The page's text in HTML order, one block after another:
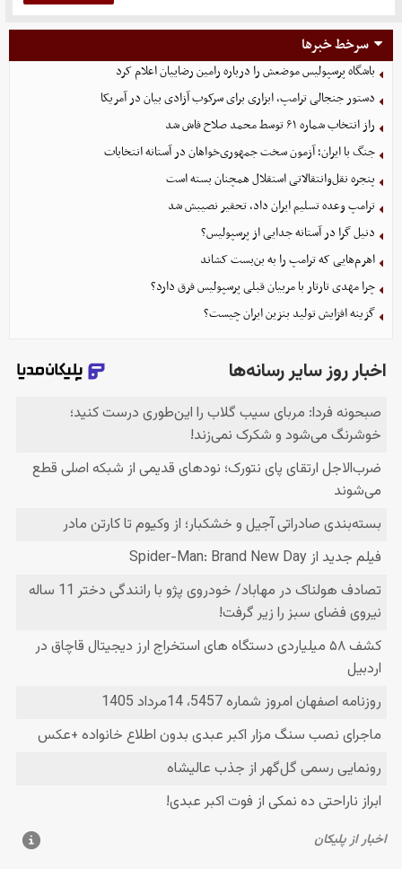
سرخط خبرها
باشگاه پرسپولیس موضعش را درباره رامین رضاییان اعلام کرد
دستور جنجالی ترامپ، ابزاری برای سرکوب آزادی بیان در آمریکا
راز انتخاب شماره ۶۱ توسط محمد صلاح فاش شد
جنگ با ایران؛ آزمون سخت جمهوری‌خواهان در آستانه انتخابات
پنجره نقل‌وانتقالاتی استقلال همچنان بسته است
ترامپ وعده تسلیم ایران داد، تحقیر نصیبش شد
دنیل گرا در آستانه جدایی از پرسپولیس؟
اهرم‌هایی که ترامپ را به بن‌بست کشاند
چرا مهدی تارتار با مربیان قبلی پرسپولیس فرق دارد؟
گزینه‌ افزایش تولید بنزین ایران چیست؟